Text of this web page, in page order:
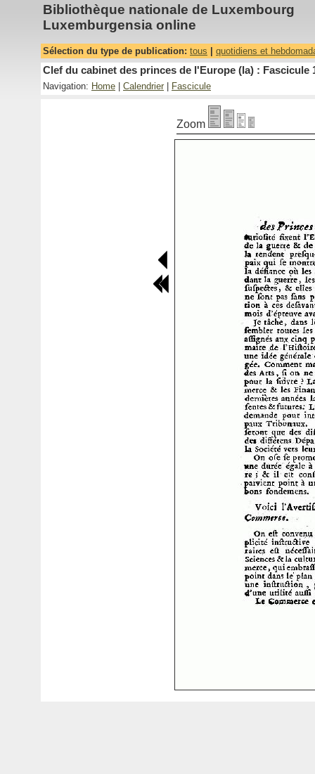
Bibliothèque nationale de Luxembourg
Luxemburgensia online
Sélection du type de publication: tous quotidiens et
Clef du cabinet des princes de l'Europe (la) : Fascicule
Navigation: Home Calendrier Fascicule
Zoom